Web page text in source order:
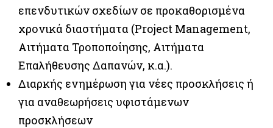
επενδυτικών σχεδίων σε προκαθορισμένα
χρονικά διαστήματα (Project Management,
Αιτήματα Τροποποίησης, Αιτήματα
Επαλήθευσης Δαπανών, κ.α.).
Διαρκής ενημέρωση για νέες προσκλήσεις ή
για αναθεωρήσεις υφιστάμενων
προσκλήσεων